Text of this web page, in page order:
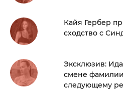
Кайя Гербер
сходство с
Эксклюзив:
смене
следующему